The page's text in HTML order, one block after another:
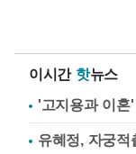
이시간 핫뉴스
'고지용과 이혼
유혜정, 자궁